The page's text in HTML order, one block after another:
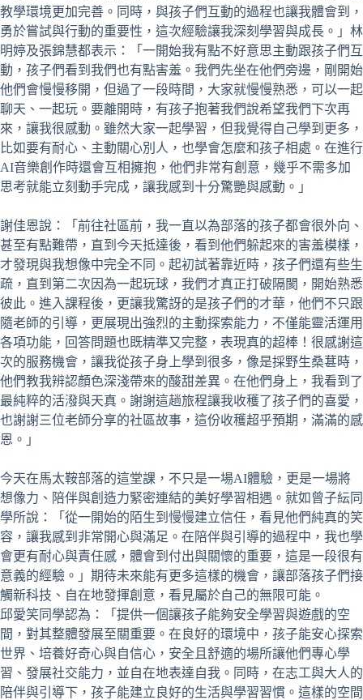
教學環境更加完善。同時，與孩子們互動的過程也讓我體會到，
勇於嘗試與行動的重要性，這次經驗讓我深刻學習與成長。」林
明婷及張錦慧都表示：「一開始我有點不好意思主動跟孩子們互
動，孩子們看到我們也有點害羞。我們先坐在他們旁邊，剛開始
他們會慢慢移開，但過了一段時間，大家就慢慢熟悉，可以一起
聊天、一起玩。要離開時，有孩子抱著我們說希望我們下次再
來，讓我很感動。雖然大家一起學習，但我覺得自己學到更多，
比如要有耐心、主動關心別人，也學會怎麼和孩子相處。在進行
AI音樂創作時還會互相擁抱，他們非常有創意，幾乎不需多加
思考就能立刻動手完成，讓我感到十分驚艷與感動。」
謝佳恩說：「前往社區前，我一直以為部落的孩子都會很外向、
甚至有點難帶，直到今天抵達後，看到他們躲起來的害羞模樣，
才發現與我想像中完全不同。起初試著靠近時，孩子們還有些生
疏，直到第二次因為一起玩球，我們才真正打破隔閡，開始熟悉
彼此。進入課程後，更讓我驚訝的是孩子們的才華，他們不只跟
隨老師的引導，更展現出強烈的主動探索能力，不僅能靈活運用
各項功能，回答問題也既精準又完整，表現真的超棒！很感謝這
次的服務機會，讓我從孩子身上學到很多，像是採野生桑葚時，
他們教我辨認顏色深淺帶來的酸甜差異。在他們身上，我看到了
最純粹的活潑與天真。謝謝這趟旅程讓我收穫了孩子們的喜愛，
也謝謝三位老師分享的社區故事，這份收穫超乎預期，滿滿的感
恩。」
今天在馬太鞍部落的這堂課，不只是一場AI體驗，更是一場將
想像力、陪伴與創造力緊密連結的美好學習相遇。就如曾子紜同
學所說：「從一開始的陌生到慢慢建立信任，看見他們純真的笑
容，讓我感到非常開心與滿足。在陪伴與引導的過程中，我也學
會更有耐心與責任感，體會到付出與關懷的重要，這是一段很有
意義的經驗。」期待未來能有更多這樣的機會，讓部落孩子們接
觸新科技、自在地發揮創意，看見屬於自己的無限可能。
邱愛笑同學認為：「提供一個讓孩子能夠安全學習與遊戲的空
間，對其整體發展至關重要。在良好的環境中，孩子能安心探索
世界、培養好奇心與自信心，安全且舒適的場所讓他們專心學
習、發展社交能力，並自在地表達自我。同時，在志工與大人的
陪伴與引導下，孩子能建立良好的生活與學習習慣。這樣的空間